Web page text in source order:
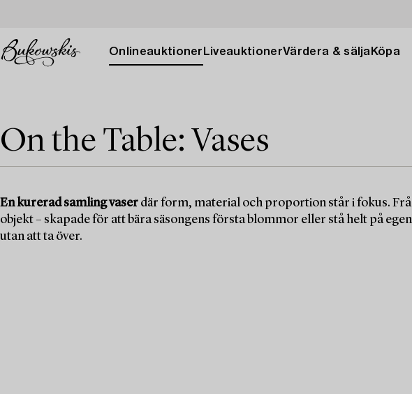
Onlineauktioner LiveauktionerVärdera & sälja Köpa
On the Table: Vases
En kurerad samling vaser där form, material och proportion står i fokus.
objekt – skapade för att bära säsongens första blommor eller stå helt på
utan att ta över.